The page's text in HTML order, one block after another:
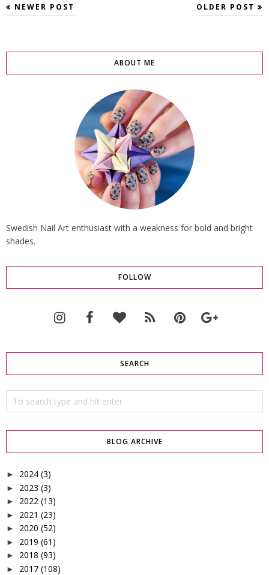
NEWER POST OLDER POST
ABOUT ME
Swedish Nail Art enthusiast with a weakness for bold and bright
shades.
FOLLOW
SEARCH
BLOG ARCHIVE
► 2024 (3)
► 2023 (3)
► 2022 (13)
► 2021 (23)
► 2020 (52)
► 2019 (61)
► 2018 (93)
► 2017 (108)